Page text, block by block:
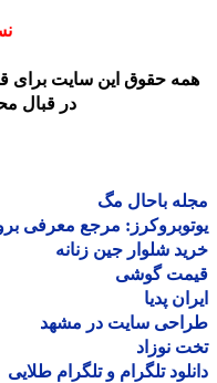
حقوق این سایت برای
در قبال
باحال مگ
مرجع معرفی
شلوار جین زنانه
گوشی
پدیا
سایت در مشهد
نوزاد
تلگرام و تلگرام طلایی